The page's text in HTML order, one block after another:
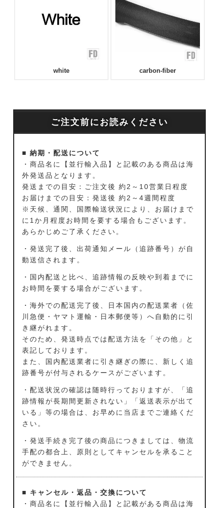
white carbon-fiber
ご注文前にお読みください
■ 納期・配送について
・商品名に【並行輸入品】と記載のある商品は海
外発送品となります。
発送までの目安：ご注文後 約2～10営業日程度
お届けまでの目安：発送後 約2～4週間程度
※天候、通関、国際輸送状況により、お届けまで
に1か月程度お時間を要する場合もございます。
あらかじめご了承ください。
・発送完了後、出荷通知メール（追跡番号）が自
動送信されます。
・国内配送と比べ、追跡情報の反映や到着までに
お時間を要する場合がございます。
・海外での配送完了後、日本国内の配送業者（佐
川急便・ヤマト運輸・日本郵便等）へ自動的に引
き継がれます。
そのため、発送時点では配送方法を「その他」と
表記しております。
また、国内配送業者に引き継ぎの際に、新しく追
跡番号が付与されるケースがございます。
・配送状況の確認は随時行っておりますが、「追
跡情報が長期間更新されない」「返送表示が出て
いる」等の場合は、お早めに当店までご連絡くだ
さい。
・発送手続き完了後の商品につきましては、物流
手配の都合上、原則としてキャンセルを承ること
ができません。
■ キャンセル・返品・交換について
・商品名に【並行輸入品】と記載がある商品は海